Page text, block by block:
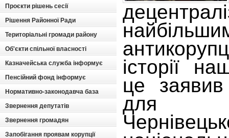
Проєкти рішень сесії
Рішення Районної Ради
Територіальні громади району
Об'єкти спільної власності
Казначейська служба інформує
Пенсійний фонд інформує
Нормативно-законодавча база
Звернення депутатів
Звернення громадян
Запобігання проявам корупції
історії
це заявив
для